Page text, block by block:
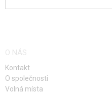
O NÁS
Kontakt
O společnosti
Volná místa